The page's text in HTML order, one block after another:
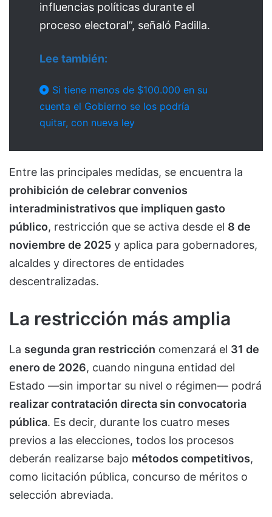
influencias políticas durante el
proceso electoral”, señaló Padilla.
Lee también:
Si tiene menos de $100.000 en su
cuenta el Gobierno se los podría
quitar, con nueva ley
Entre las principales medidas, se encuentra la
prohibición de celebrar convenios
interadministrativos que impliquen gasto
público, restricción que se activa desde el 8 de
noviembre de 2025 y aplica para gobernadores,
alcaldes y directores de entidades
descentralizadas.
La restricción más amplia
La segunda gran restricción comenzará el 31 de
enero de 2026, cuando ninguna entidad del
Estado —sin importar su nivel o régimen— podrá
realizar contratación directa sin convocatoria
pública. Es decir, durante los cuatro meses
previos a las elecciones, todos los procesos
deberán realizarse bajo métodos competitivos,
como licitación pública, concurso de méritos o
selección abreviada.